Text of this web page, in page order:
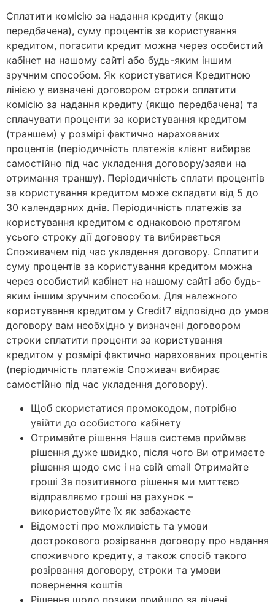
Сплатити комісію за надання кредиту (якщо
передбачена), суму процентів за користування
кредитом, погасити кредит можна через особистий
кабінет на нашому сайті або будь-яким іншим
зручним способом. Як користуватися Кредитною
лінією у визначені договором строки сплатити
комісію за надання кредиту (якщо передбачена) та
сплачувати проценти за користування кредитом
(траншем) у розмірі фактично нарахованих
процентів (періодичність платежів клієнт вибирає
самостійно під час укладення договору/заяви на
отримання траншу). Періодичність сплати процентів
за користування кредитом може складати від 5 до
30 календарних днів. Періодичність платежів за
користування кредитом є однаковою протягом
усього строку дії договору та вибирається
Споживачем під час укладення договору. Сплатити
суму процентів за користування кредитом можна
через особистий кабінет на нашому сайті або будь-
яким іншим зручним способом. Для належного
користування кредитом у Credit7 відповідно до умов
договору вам необхідно у визначені договором
строки сплатити проценти за користування
кредитом у розмірі фактично нарахованих процентів
(періодичність платежів Споживач вибирає
самостійно під час укладення договору).
Щоб скористатися промокодом, потрібно
увійти до особистого кабінету
Отримайте рішення Наша система приймає
рішення дуже швидко, після чого Ви отримаєте
рішення щодо смс і на свій email Отримайте
гроші За позитивного рішення ми миттєво
відправляємо гроші на рахунок –
використовуйте їх як забажаєте
Відомості про можливість та умови
дострокового розірвання договору про надання
споживчого кредиту, а також спосіб такого
розірвання договору, строки та умови
повернення коштів
Рішення щодо позики прийшло за лічені